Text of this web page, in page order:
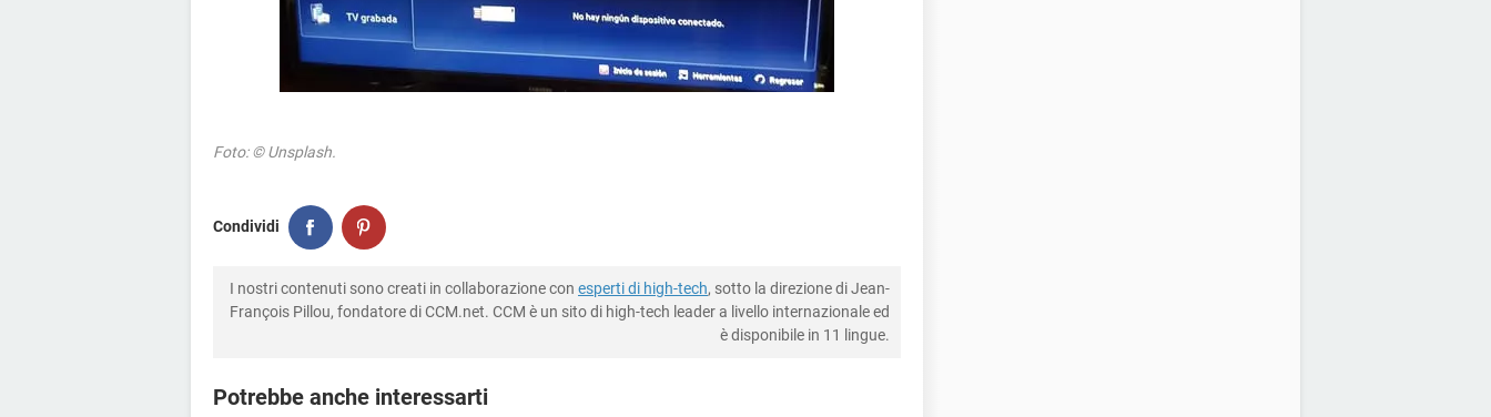
Foto: © Unsplash.
Condividi
I nostri contenuti sono creati in collaborazione con esperti di high-tech, sotto la direzione di Jean-
François Pillou, fondatore di CCM.net. CCM è un sito di high-tech leader a livello internazionale ed
è disponibile in 11 lingue.
Potrebbe anche interessarti